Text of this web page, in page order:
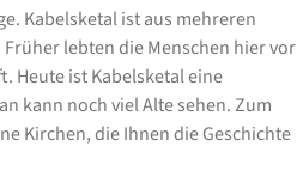
Kabelsketal ist aus mehreren
lebten die Menschen hier vor
Heute ist Kabelsketal eine
kann noch viel Alte sehen. Zum
Kirchen, die Ihnen die Geschichte